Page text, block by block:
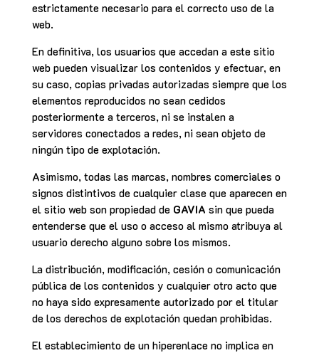
estrictamente necesario para el correcto uso de la
web.
En definitiva, los usuarios que accedan a este sitio
web pueden visualizar los contenidos y efectuar, en
su caso, copias privadas autorizadas siempre que los
elementos reproducidos no sean cedidos
posteriormente a terceros, ni se instalen a
servidores conectados a redes, ni sean objeto de
ningún tipo de explotación.
Asimismo, todas las marcas, nombres comerciales o
signos distintivos de cualquier clase que aparecen en
el sitio web son propiedad de GAVIA sin que pueda
entenderse que el uso o acceso al mismo atribuya al
usuario derecho alguno sobre los mismos.
La distribución, modificación, cesión o comunicación
pública de los contenidos y cualquier otro acto que
no haya sido expresamente autorizado por el titular
de los derechos de explotación quedan prohibidas.
El establecimiento de un hiperenlace no implica en